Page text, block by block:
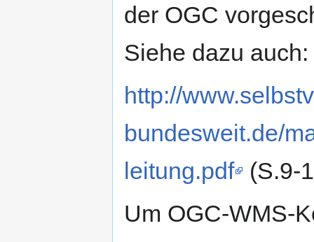
der OGC
Siehe dazu auch:
http://
bundesweit.de/
leitung.pdf
(S.9-
Um OGC-WMS-